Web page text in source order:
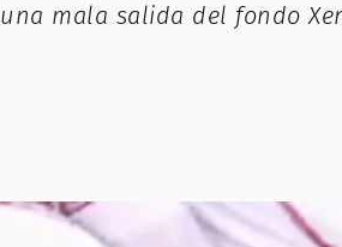
mala salida del fondo